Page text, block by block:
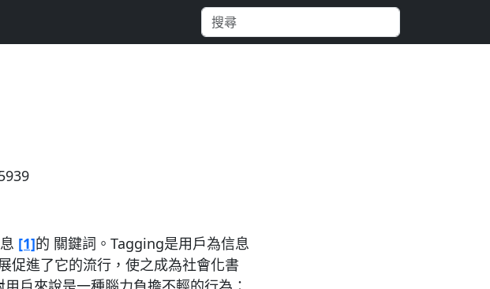
[1]的 關鍵詞。Tagging是用戶為信息
促進了它的流行，使之成為社會化書